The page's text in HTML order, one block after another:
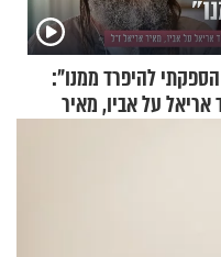
להיפרד ממנו":
אריאל על אביו, מאיר